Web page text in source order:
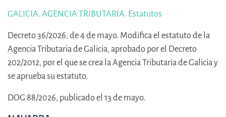
GALICIA. AGENCIA TRIBUTARIA. Estatutos
Decreto 36/2026, de 4 de mayo. Modifica el estatuto de la
Agencia Tributaria de Galicia, aprobado por el Decreto
202/2012, por el que se crea la Agencia Tributaria de Galicia y
se aprueba su estatuto.
DOG 88/2026, publicado el 13 de mayo.